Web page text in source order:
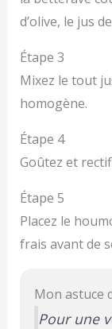
d’olive, le jus
Étape 3
Mixez le tout
homogène.
Étape 4
Goûtez et
Étape 5
Placez le
frais avant de
Mon astuce
Pour une